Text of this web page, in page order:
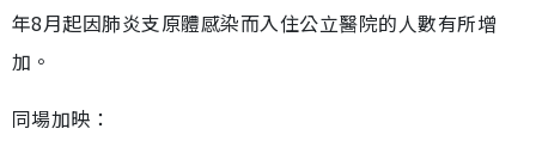
年8月起因肺炎支原體感染而入住公立醫院的人數有所增
加。
同場加映：